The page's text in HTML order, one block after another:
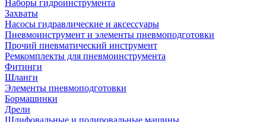
Наборы гидроинструмента
Захваты
Насосы гидравлические и аксессуары
Пневмоинструмент и элементы пневмоподготовки
Прочий пневматический инструмент
Ремкомплекты для пневмоинструмента
Фитинги
Шланги
Элементы пневмоподготовки
Бормашинки
Дрели
Шлифовальные и полировальные машины